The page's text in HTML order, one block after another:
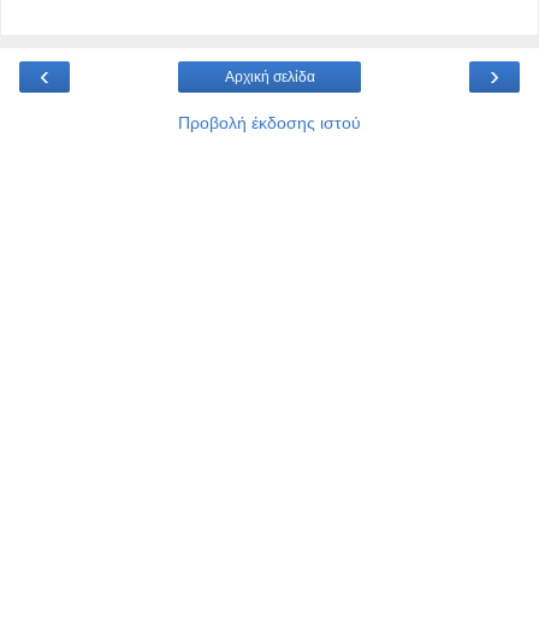
‹ ›
Αρχική σελίδα
Προβολή έκδοσης ιστού